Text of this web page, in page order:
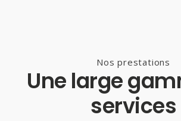
Nos prestations
Une large
services